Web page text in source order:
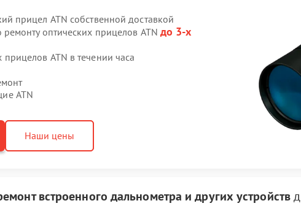
прицел ATN собственной доставкой
оптических прицелов ATN до 3-х
ATN в течении часа
ATN
Наши цены
встроенного дальнометра и других устройств